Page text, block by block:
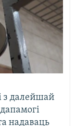
з далейшай
надаваць